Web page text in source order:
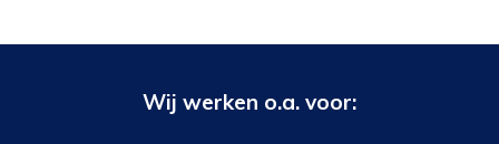
Wij werken o.a. voor: